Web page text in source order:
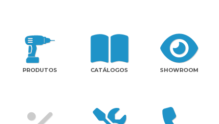
Contactos
PRODUTOS CATÁLOGOS SHOWROOM